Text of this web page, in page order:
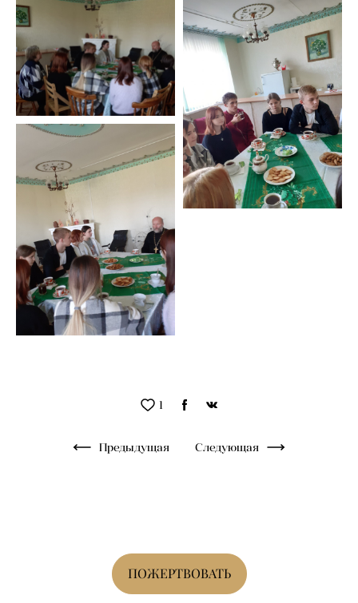
1
Предыдущая Следующая
ПОЖЕРТВОВАТЬ